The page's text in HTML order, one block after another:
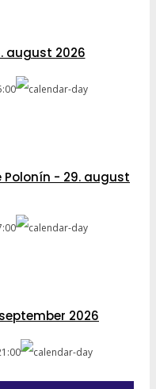
august 2026
- 29. august
september 2026